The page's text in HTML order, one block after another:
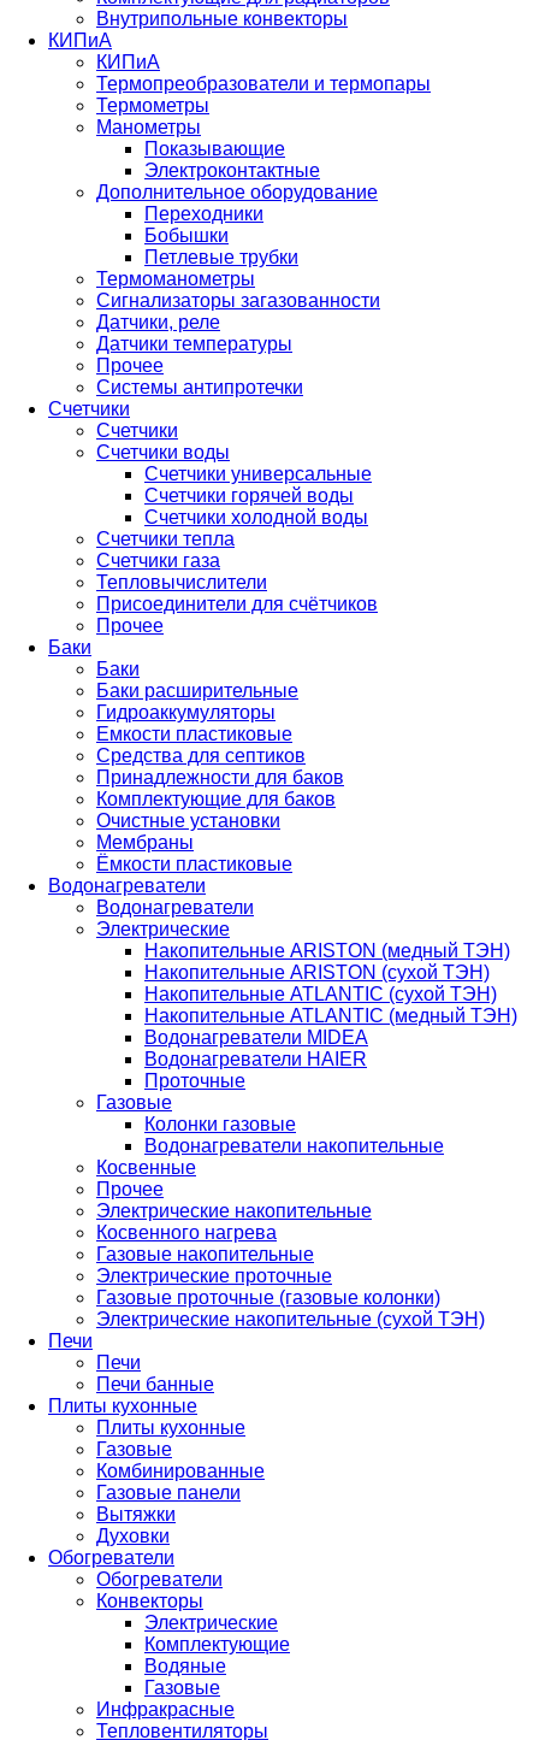
Внутрипольные конвекторы
КИПиА
КИПиА
Термопреобразователи и термопары
Термометры
Манометры
Показывающие
Электроконтактные
Дополнительное оборудование
Переходники
Бобышки
Петлевые трубки
Термоманометры
Сигнализаторы загазованности
Датчики, реле
Датчики температуры
Прочее
Системы антипротечки
Счетчики
Счетчики
Счетчики воды
Счетчики универсальные
Счетчики горячей воды
Счетчики холодной воды
Счетчики тепла
Счетчики газа
Тепловычислители
Присоединители для счётчиков
Прочее
Баки
Баки
Баки расширительные
Гидроаккумуляторы
Емкости пластиковые
Средства для септиков
Принадлежности для баков
Комплектующие для баков
Очистные установки
Мембраны
Ёмкости пластиковые
Водонагреватели
Водонагреватели
Электрические
Накопительные ARISTON (медный ТЭН)
Накопительные ARISTON (сухой ТЭН)
Накопительные ATLANTIC (сухой ТЭН)
Накопительные ATLANTIC (медный ТЭН)
Водонагреватели MIDEA
Водонагреватели HAIER
Проточные
Газовые
Колонки газовые
Водонагреватели накопительные
Косвенные
Прочее
Электрические накопительные
Косвенного нагрева
Газовые накопительные
Электрические проточные
Газовые проточные (газовые колонки)
Электрические накопительные (сухой ТЭН)
Печи
Печи
Печи банные
Плиты кухонные
Плиты кухонные
Газовые
Комбинированные
Газовые панели
Вытяжки
Духовки
Обогреватели
Обогреватели
Конвекторы
Электрические
Комплектующие
Водяные
Газовые
Инфракрасные
Тепловентиляторы